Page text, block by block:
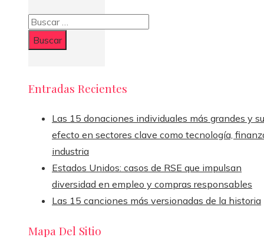
Buscar:
Entradas Recientes
Las 15 donaciones individuales más grandes y su
efecto en sectores clave como tecnología,
industria
Estados Unidos: casos de RSE que impulsan
diversidad en empleo y compras responsables
Las 15 canciones más versionadas de la historia
Mapa Del Sitio